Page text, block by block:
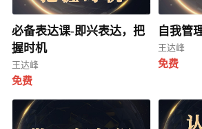
必备表达课-即兴表达，把
握时机
王达峰
免费
自我管
王达峰
免费